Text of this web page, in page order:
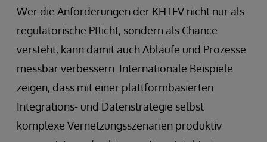
Wer die Anforderungen der KHTFV nicht nur als
regulatorische Pflicht, sondern als Chance
versteht, kann damit auch Abläufe und Prozesse
messbar verbessern. Internationale Beispiele
zeigen, dass mit einer plattformbasierten
Integrations- und Datenstrategie selbst
komplexe Vernetzungsszenarien produktiv